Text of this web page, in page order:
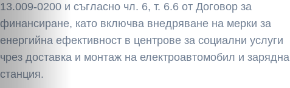
13.009-0200 и съгласно чл. 6, т. 6.6 от Договор за
финансиране, като включва внедряване на мерки за
енергийна ефективност в центрове за социални услуги
чрез доставка и монтаж на електроавтомобил и зарядна
станция.